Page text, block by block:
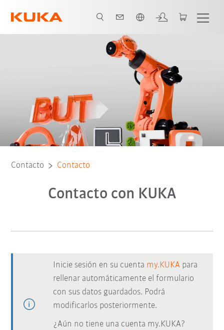
Contacto Contacto
Contacto con KUKA
Inicie sesión en su cuenta my.KUKA para
rellenar automáticamente el formulario
con sus datos guardados. Podrá
modificarlos posteriormente.
¿Aún no tiene una cuenta my.KUKA?